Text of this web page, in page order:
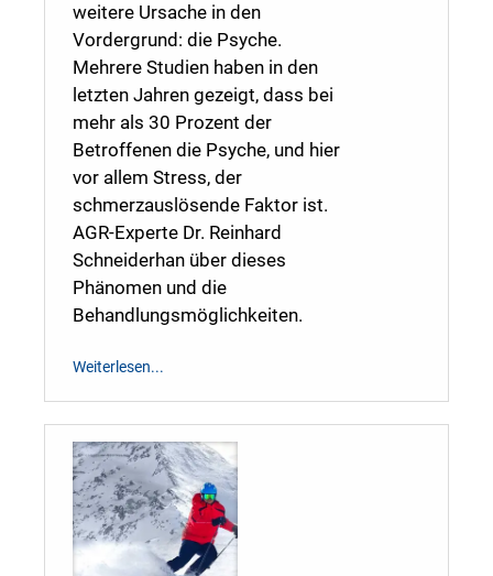
weitere Ursache in den
Vordergrund: die Psyche.
Mehrere Studien haben in den
letzten Jahren gezeigt, dass bei
mehr als 30 Prozent der
Betroffenen die Psyche, und hier
vor allem Stress, der
schmerzauslösende Faktor ist.
AGR-Experte Dr. Reinhard
Schneiderhan über dieses
Phänomen und die
Behandlungsmöglichkeiten.
Weiterlesen...